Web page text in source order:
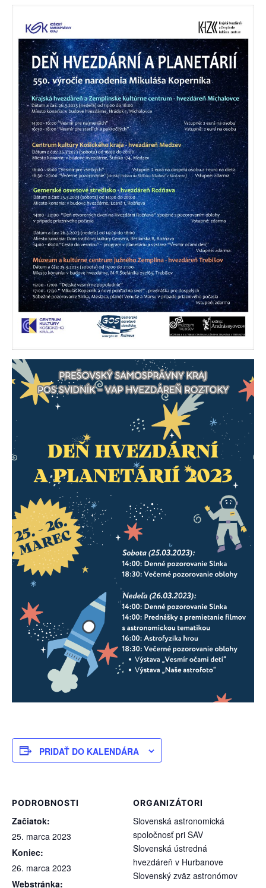
PRIDAŤ DO KALENDÁRA
PODROBNOSTI
Začiatok:
25. marca 2023
Koniec:
26. marca 2023
Webstránka:
ORGANIZÁTORI
Slovenská astronomická
spoločnosť pri SAV
Slovenská ústredná
hvezdáreň v Hurbanove
Slovenský zväz astronómov